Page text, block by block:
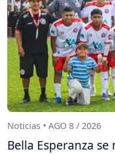
Noticias • AGO 8 / 2026
Bella Esperanza